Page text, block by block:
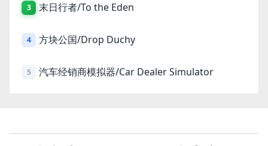
3 末日行者/To the Eden
4 方块公国/Drop Duchy
5 汽车经销商模拟器/Car Dealer Simulator